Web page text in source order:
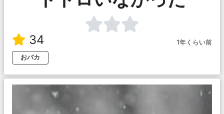
34
1年くらい前
おバカ